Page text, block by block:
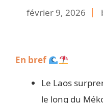
février 9, 2026
En bref
Le Laos
le long du